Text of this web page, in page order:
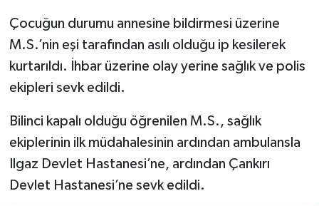
Çocuğun durumu annesine bildirmesi üzerine
M.S.’nin eşi tarafından asılı olduğu ip kesilerek
kurtarıldı. İhbar üzerine olay yerine sağlık ve polis
ekipleri sevk edildi.
Bilinci kapalı olduğu öğrenilen M.S., sağlık
ekiplerinin ilk müdahalesinin ardından ambulansla
Ilgaz Devlet Hastanesi’ne, ardından Çankırı
Devlet Hastanesi’ne sevk edildi.